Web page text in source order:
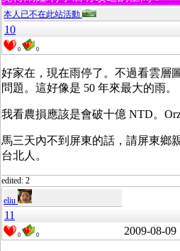
本人已不在此站活動
10
0 0
好家在，現在雨停了。不過看雲層
問題。這好像是 50 年來最大的雨。
我看農損應該是會破十億 NTD。
馬三天內不到屏東的話，請屏東鄉
台北人。
edited: 2
eliu
11
0 0 2009-08-09